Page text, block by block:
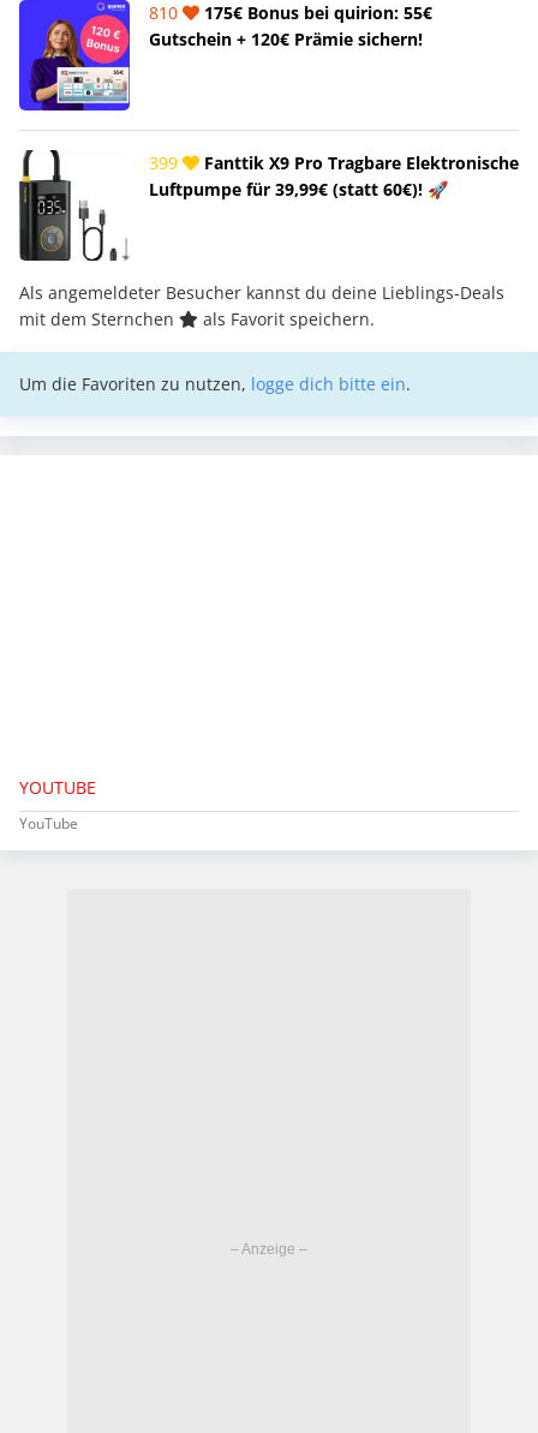
810
175€ Bonus bei quirion: 55€
Gutschein + 120€ Prämie sichern!
399
Fanttik X9 Pro Tragbare Elektronische
Luftpumpe für 39,99€ (statt 60€)! 🚀
Als angemeldeter Besucher kannst du deine Lieblings-Deals
mit dem Sternchen
als Favorit speichern.
Um die Favoriten zu nutzen, logge dich bitte ein.
YOUTUBE
YouTube